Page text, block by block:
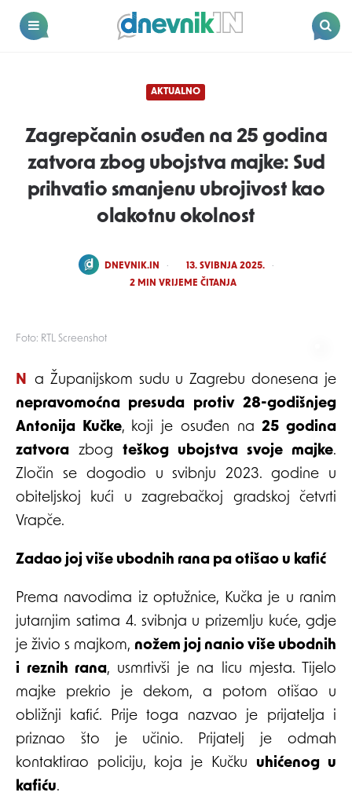
Dnevnik.in
Foto: RTL Screenshot
AKTUALNO
Zagrepčanin osuđen na 25 godina
zatvora zbog ubojstva majke: Sud
prihvatio smanjenu ubrojivost kao
olakotnu okolnost
POSTED
DNEVNIK.IN
13. SVIBNJA 2025.
2 MIN VRIJEME ČITANJA
Na Županijskom sudu u Zagrebu donesena je
nepravomoćna presuda protiv 28-godišnjeg
Antonija Kučke, koji je osuđen na25 godina
zatvora zbog teškog ubojstva svoje majke.
Zločin se dogodio u svibnju 2023. godine u
obiteljskoj kući u zagrebačkoj gradskoj četvrti
Vrapče.
Zadao joj više ubodnih rana pa otišao u kafić
Prema navodima iz optužnice, Kučka je u ranim
jutarnjim satima 4. svibnja u prizemlju kuće, gdje
je živio s majkom, nožem joj nanio više ubodnih
i reznih rana, usmrtivši je na licu mjesta. Tijelo
majke prekrio je dekom, a potom otišao u
obližnji kafić. Prije toga nazvao je prijatelja i
priznao što je učinio. Prijatelj je odmah
kontaktirao policiju, koja je Kučku uhićenog u
kafiću.